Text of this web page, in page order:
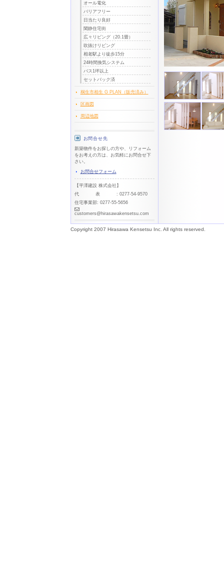
オール電化
バリアフリー
日当たり良好
閑静住宅街
広々リビング（20.1畳）
吹抜けリビング
相老駅より徒歩15分
24時間換気システム
バス1坪以上
セットバック済
桐生市相生 G PLAN（販売済み）
区画図
周辺地図
お問合せ先
新築物件をお探しの方や、リフォーム
をお考えの方は、お気軽にお問合せ下
さい。
お問合せフォーム
【平澤建設 株式会社】
代表: 0277-54-9570
住宅事業部: 0277-55-5656
customers@hirasawakensetsu.com
Copyright 2007 Hirasawa Kensetsu Inc. All rights reserved.